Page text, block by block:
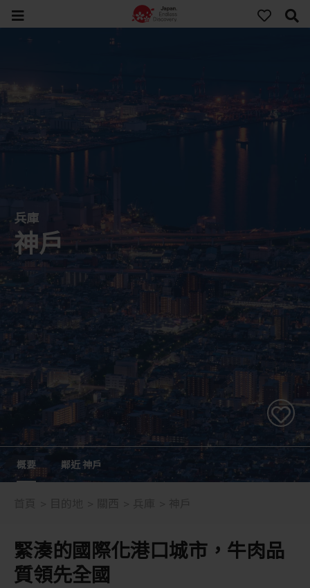
兵庫
神戶
概要 鄰近 神戶
緊湊的國際化港口城市，牛肉品
質領先全國